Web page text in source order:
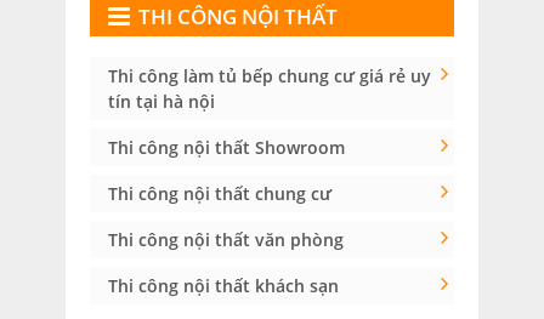
THI CÔNG NỘI THẤT
Thi công làm tủ bếp chung cư giá rẻ uy
tín tại hà nội
Thi công nội thất Showroom
Thi công nội thất chung cư
Thi công nội thất văn phòng
Thi công nội thất khách sạn